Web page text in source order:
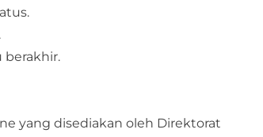
berakhir.
yang disediakan oleh Direktorat